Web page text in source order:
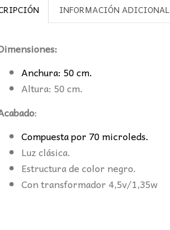
INFORMACIÓN ADICIONAL
Anchura: 50 cm.
Altura: 50 cm.
:
Compuesta por 70 microleds.
Luz clásica.
Estructura de color negro.
Con transformador 4,5v/1,35w